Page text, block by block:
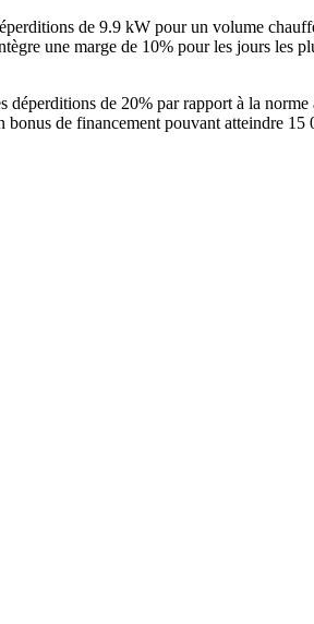
de 9.9 kW pour un volume
une marge de 10% pour les jours les
de 20% par rapport à la
de financement pouvant atteindre